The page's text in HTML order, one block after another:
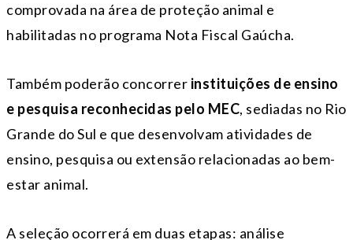
comprovada na área de proteção animal e
habilitadas no programa Nota Fiscal Gaúcha.
Também poderão concorrer instituições de ensino
e pesquisa reconhecidas pelo MEC, sediadas no Rio
Grande do Sul e que desenvolvam atividades de
ensino, pesquisa ou extensão relacionadas ao bem-
estar animal.
A seleção ocorrerá em duas etapas: análise